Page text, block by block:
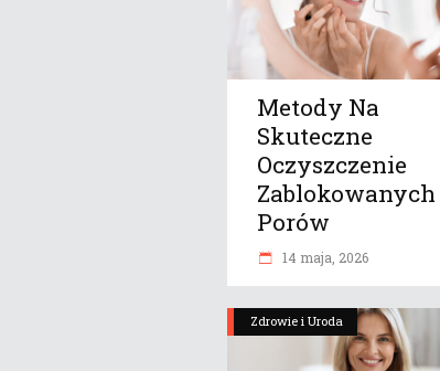
Metody Na
Skuteczne
Oczyszczenie
Zablokowanych
Porów
14 maja, 2026
Zdrowie i Uroda